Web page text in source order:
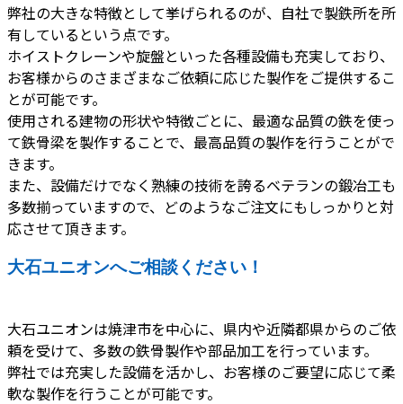
弊社の大きな特徴として挙げられるのが、自社で製鉄所を所
有しているという点です。
ホイストクレーンや旋盤といった各種設備も充実しており、
お客様からのさまざまなご依頼に応じた製作をご提供するこ
とが可能です。
使用される建物の形状や特徴ごとに、最適な品質の鉄を使っ
て鉄骨梁を製作することで、最高品質の製作を行うことがで
きます。
また、設備だけでなく熟練の技術を誇るベテランの鍛冶工も
多数揃っていますので、どのようなご注文にもしっかりと対
応させて頂きます。
大石ユニオンへご相談ください！
大石ユニオンは焼津市を中心に、県内や近隣都県からのご依
頼を受けて、多数の鉄骨製作や部品加工を行っています。
弊社では充実した設備を活かし、お客様のご要望に応じて柔
軟な製作を行うことが可能です。